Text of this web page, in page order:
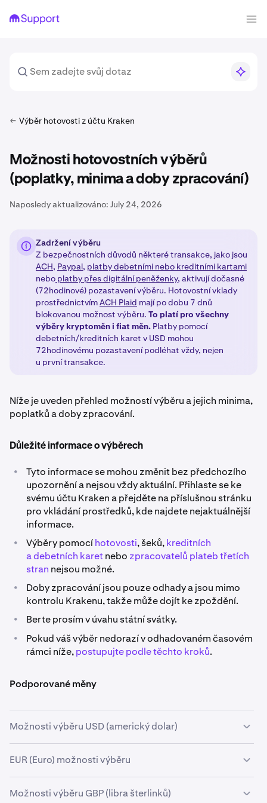
Výběr hotovosti z účtu Kraken
Možnosti hotovostních výběrů
(poplatky, minima a doby zpracování)
Naposledy aktualizováno: July 24, 2026
Zadržení výběru
Z bezpečnostních důvodů některé transakce, jako jsou
ACH, Paypal, platby debetními nebo kreditními kartami
nebo platby přes digitální peněženky, aktivují dočasné
(72hodinové) pozastavení výběru. Hotovostní vklady
prostřednictvímACH Plaid mají po dobu 7 dnů
blokovanou možnost výběru. To platí pro všechny
výběry kryptoměn i fiat měn. Platby pomocí
debetních/kreditních karet v USD mohou
72hodinovému pozastavení podléhat vždy, nejen
u první transakce.
Níže je uveden přehled možností výběru a jejich minima,
poplatků a doby zpracování.
Důležité informace o výběrech
•
Tyto informace se mohou změnit bez předchozího
upozornění a nejsou vždy aktuální. Přihlaste se ke
svému účtu Kraken a přejděte na příslušnou stránku
pro vkládání prostředků, kde najdete nejaktuálnější
informace.
• Výběry pomocíhotovosti, šeků,kreditních
a debetních karetnebo zpracovatelů plateb třetích
stran nejsou možné.
•
Doby zpracování jsou pouze odhady a jsou mimo
kontrolu Krakenu, takže může dojít ke zpoždění.
• Berte prosím v úvahu státní svátky.
•
Pokud váš výběr nedorazí v odhadovaném časovém
rámci níže,postupujte podle těchto kroků.
Podporované měny
Možnosti výběru USD (americký dolar)
Dostupnost
Způsob/zpracovatel
výběru
Minimální
výběr
EUR (Euro) možnosti výběru
Dostupnost
Způsob/zpracovatel
Minimální
Možnosti výběru GBP (libra šterlinků)